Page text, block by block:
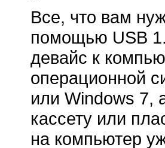
Все, что вам
помощью USB
девайс к
операционной
или Windows 7,
кассету или
на компьютер